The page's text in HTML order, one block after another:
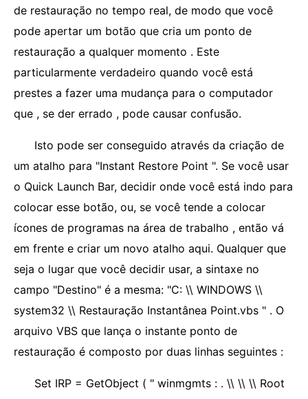
de restauração no tempo real, de modo que você
pode apertar um botão que cria um ponto de
restauração a qualquer momento . Este
particularmente verdadeiro quando você está
prestes a fazer uma mudança para o computador
que , se der errado , pode causar confusão.
Isto pode ser conseguido através da criação de
um atalho para "Instant Restore Point ". Se você usar
o Quick Launch Bar, decidir onde você está indo para
colocar esse botão, ou, se você tende a colocar
ícones de programas na área de trabalho , então vá
em frente e criar um novo atalho aqui. Qualquer que
seja o lugar que você decidir usar, a sintaxe no
campo "Destino" é a mesma: "C: \\ WINDOWS \\
system32 \\ Restauração Instantânea Point.vbs " . O
arquivo VBS que lança o instante ponto de
restauração é composto por duas linhas seguintes :
Set IRP = GetObject ( " winmgmts : . \\ \\ \\ Root